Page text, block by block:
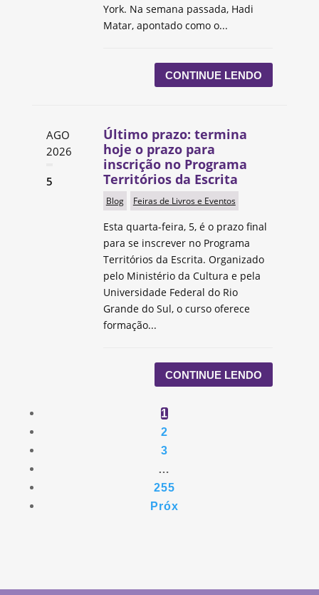
York. Na semana passada, Hadi
Matar, apontado como o...
CONTINUE LENDO
AGO
2026
5
Último prazo: termina
hoje o prazo para
inscrição no Programa
Territórios da Escrita
Blog Feiras de Livros e Eventos
Esta quarta-feira, 5, é o prazo final
para se inscrever no Programa
Territórios da Escrita. Organizado
pelo Ministério da Cultura e pela
Universidade Federal do Rio
Grande do Sul, o curso oferece
formação...
CONTINUE LENDO
1
2
3
…
255
Próx